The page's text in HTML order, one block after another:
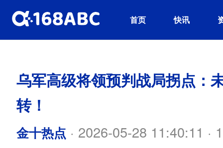
首页 快讯
乌军高级将领预判战局拐点：
转！
金十热点 · 2026-05-28 11:40:11 ·